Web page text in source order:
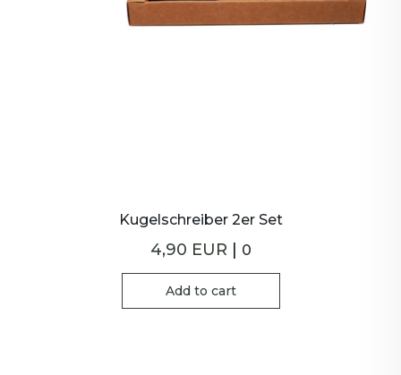
Kugelschreiber 2er Set
4,90 EUR 0
Add to cart